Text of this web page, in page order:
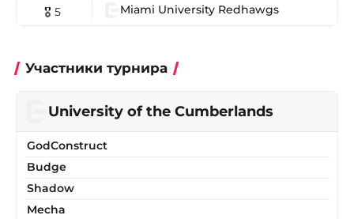
🎖 5 Miami University Redhawgs
Участники турнира
University of the Cumberlands
GodConstruct
Budge
Shadow
Mecha